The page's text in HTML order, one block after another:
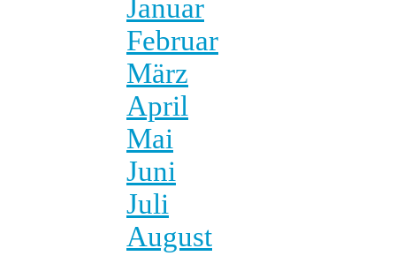
Januar
Februar
März
April
Mai
Juni
Juli
August